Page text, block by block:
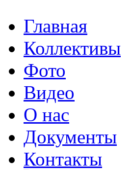
Главная
Коллективы
Фото
Видео
О нас
Документы
Контакты